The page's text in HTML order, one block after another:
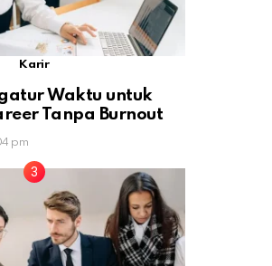
Karir
Waktu untuk
Tanpa Burnout
pm